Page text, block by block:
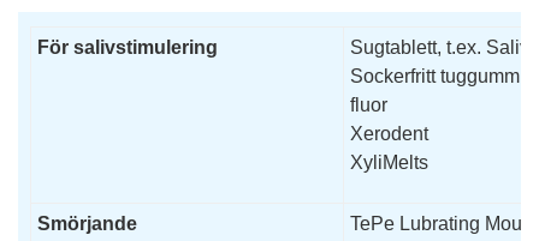
ä
För salivstimulering
Sugtablett, t.ex.
Sockerfritt tuggummi,
fluor
Xerodent
XyliMelts
Smörjande
TePe Lubrating